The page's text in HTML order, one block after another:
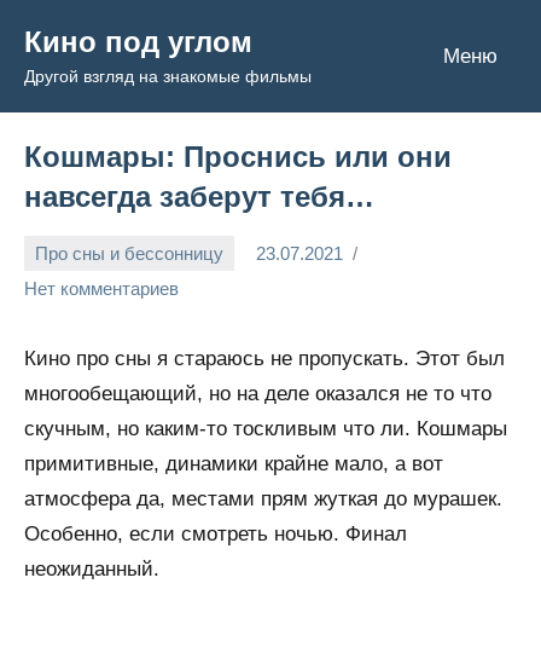
содержимому
Кино под углом
Другой взгляд на знакомые фильмы
Меню
Кошмары: Проснись или они
навсегда заберут тебя…
Про сны и бессонницу
23.07.2021
Admin
Нет комментариев
Кино про сны я стараюсь не пропускать. Этот был
многообещающий, но на деле оказался не то что
скучным, но каким-то тоскливым что ли. Кошмары
примитивные, динамики крайне мало, а вот
атмосфера да, местами прям жуткая до мурашек.
Особенно, если смотреть ночью. Финал
неожиданный.